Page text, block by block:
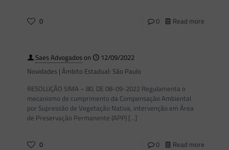
0 0 Read more
Saes Advogadoson
12/09/2022
Novidades | Âmbito Estadual: São Paulo
RESOLUÇÃO SIMA – 80, DE 08-09-2022 Regulamenta o
mecanismo de cumprimento da Compensação Ambiental
por Supressão de Vegetação Nativa, intervenção em Área
de Preservação Permanente (APP) […]
0 0 Read more